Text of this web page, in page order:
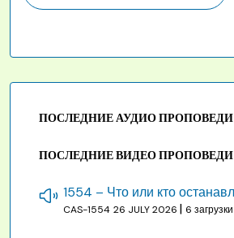
ПОСЛЕДНИЕ АУДИО ПРОПОВЕДИ
ПОСЛЕДНИЕ ВИДЕО ПРОПОВЕДИ
CAS-1554 26 JULY 2026 | 6 загрузки